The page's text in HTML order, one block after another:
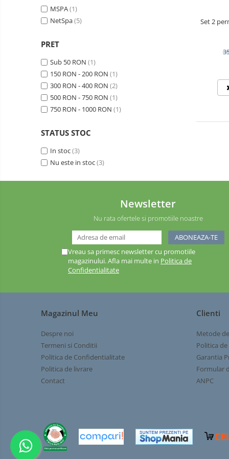
Gratare carbune
Gratare gaz
Aprindere
Curatare si intretinere
Unelte de sapat
Furci
Scule de mana mici
Ramuri groase
Gazon si iarba
Telescopice
Fierastraie
Cutite
MSPA(1)
NetSpa(5)
PRET
Sub 50 RON (1)
150 RON - 200 RON (1)
300 RON - 400 RON (2)
500 RON - 750 RON (1)
750 RON - 1000 RON (1)
STATUS STOC
In stoc(3)
Nu este in stoc(3)
Set 2
Newsletter
Nu rata ofertele si promotiile noastre
Vreau sa primesc newsletter cu promotiile
magazinului. Afla mai multe in Politica de
Confidentialitate
Magazinul Meu
Despre noi
Termeni si Conditii
Politica de Confidentialitate
Politica de livrare
Contact
Clienti
Metode
Politica
Garantia
Formular
ANPC